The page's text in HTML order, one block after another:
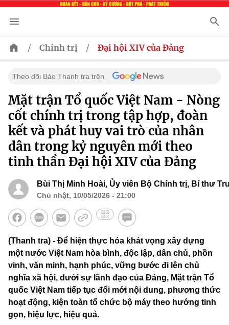
/ Chính trị / Đại hội XIV của Đảng
Theo dõi Báo Thanh tra trên
Mặt trận Tổ quốc Việt Nam - Nòng
cốt chính trị trong tập hợp, đoàn
kết và phát huy vai trò của nhân
dân trong kỷ nguyên mới theo
tinh thần Đại hội XIV của Đảng
Bùi Thị Minh Hoài, Ủy viên Bộ Chính trị, Bí thư
Chủ nhật, 10/05/2026 - 21:00
(Thanh tra) - Để hiện thực hóa khát vọng xây dựng
một nước Việt Nam hòa bình, độc lập, dân chủ, phồn
vinh, văn minh, hạnh phúc, vững bước đi lên chủ
nghĩa xã hội, dưới sự lãnh đạo của Đảng, Mặt trận Tổ
quốc Việt Nam tiếp tục đổi mới nội dung, phương thức
hoạt động, kiện toàn tổ chức bộ máy theo hướng tinh
gọn, hiệu lực, hiệu quả.